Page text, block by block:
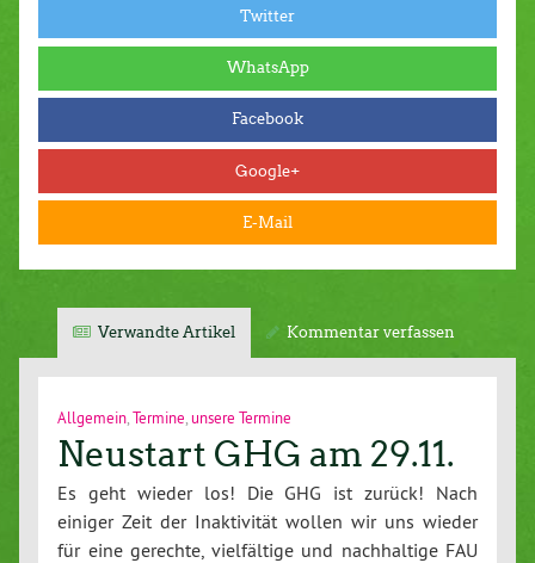
Twitter
WhatsApp
Facebook
Google+
E-Mail
Verwandte Artikel Kommentar verfassen
Allgemein Termine unsere Termine
Neustart GHG am 29.11.
Es geht wieder los! Die GHG ist zurück! Nach
einiger Zeit der Inaktivität wollen wir uns wieder
für eine gerechte, vielfältige und nachhaltige FAU